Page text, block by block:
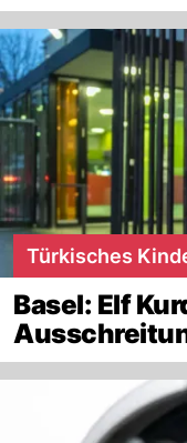
Türkisches
Basel: Elf